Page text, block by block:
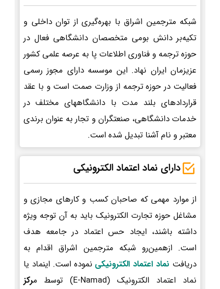
شبکه مترجمین اشراق با بهره‌گیری از توان داخلی و
تکیه‌بر دانش بومی متخصصان دانشگاهی فعال در
حوزه ترجمه و فناوری اطلاعات پا به عرصه علمی کشور
عزیزمان ایران نهاد. این موسسه دارای مجوز رسمی
فعالیت در حوزه ترجمه از وزارت صمت است و با عقد
قراردادهای بلند مدت با دانشگاههای مختلف در
خدمات دانشگاهی، صنعتگران و تجار به عنوان برندی
معتبر و نام آشنا تبدیل شده است.
دارای نماد اعتماد الکترونیکی
از موارد مهمی که صاحبان کسب و کارهای مجازی و
مشاغل حوزه تجارت الکترونیک باید به آن توجه ویژه
داشته باشند، ایجاد حس اعتماد در جامعه هدف
است. ازهمین‌رو شبکه مترجمین اشراق اقدام به
دریافت نماد اعتماد الکترونیکی نموده است. اینماد یا
نماد اعتماد الکترونیک (E-Namad) توسط م
رکز